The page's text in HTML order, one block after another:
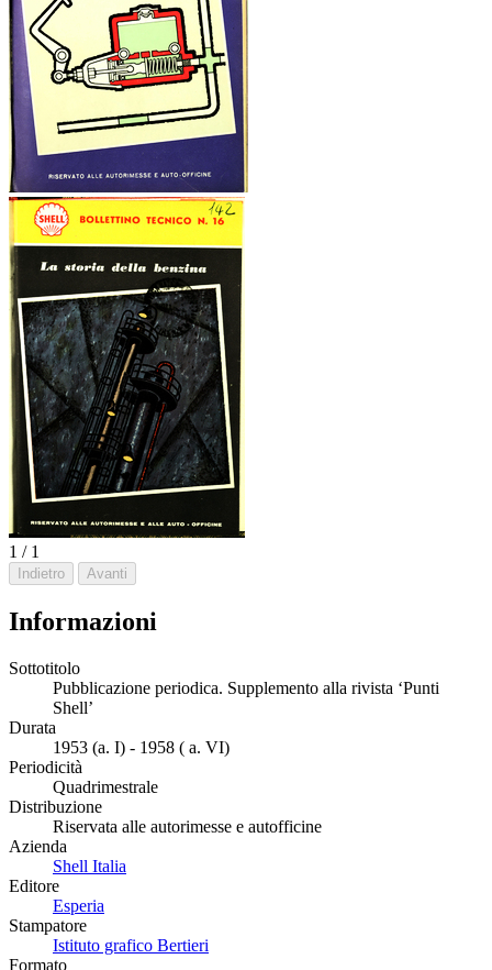
1 / 1
Indietro Avanti
Informazioni
Sottotitolo
Pubblicazione periodica. Supplemento alla rivista ‘Punti
Shell’
Durata
1953 (a. I) - 1958 ( a. VI)
Periodicità
Quadrimestrale
Distribuzione
Riservata alle autorimesse e autofficine
Azienda
Shell Italia
Editore
Esperia
Stampatore
Istituto grafico Bertieri
Formato